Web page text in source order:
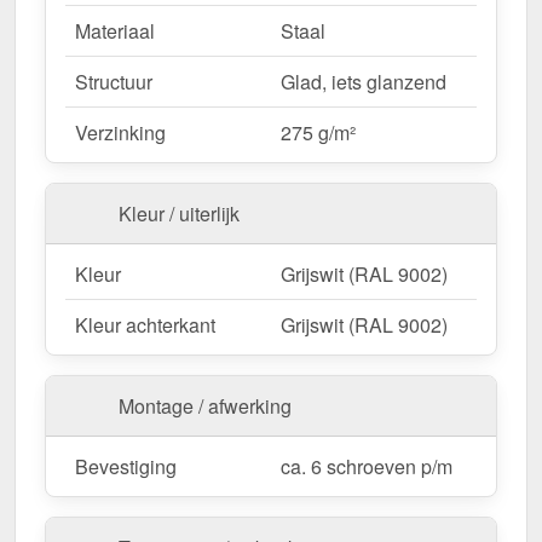
vermindert afval.
Ideaal voor de volgende toepassingen:
Afwerking van hoeken en gevels
Bescherming en visuele afwerking voor
buitenranden.
Bekleding & afdekkingen
uiterlijk voor wandsystemen.
Werkplaatsen & productiehallen– Stootvaste
bescherming voor industriële gebouwen.
Tuinhuisjes & carports – Effectieve
weerbestendige kantenbandoplossing voor hout-
en metaalconstructies.
Agrarische gebouwen– Duurzame
bescherming voor stallen & machinehallen.
Materiaal
Staal
Structuur
Glad, iets glanzend
Verzinking
275 g/m²
Kleur / uiterlijk
Kleur
Grijswit (RAL 9002)
Kleur achterkant
Grijswit (RAL 9002)
Montage / afwerking
Bevestiging ca. 6 schroeven p/m